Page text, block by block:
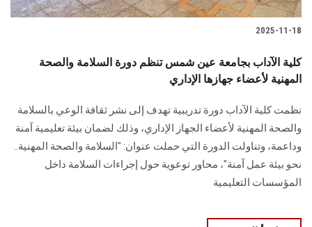
2025-11-18
كلية الآداب بجامعة عين شمس تنظم دورة السلامة والصحة
المهنية لأعضاء جهازها الإداري
نظمت كلية الآداب دورة تدريبية تهدف إلى نشر ثقافة الوعي بالسلامة
والصحة المهنية لأعضاء الجهاز الإداري، وذلك لضمان بيئة تعليمية آمنة
وداعمة، وتناولت الدورة التي حملت عنوان: "السلامة والصحة المهنية..
نحو بيئة عمل آمنة"، محاور توعوية حول إجراءات السلامة داخل
المؤسسات التعليمية